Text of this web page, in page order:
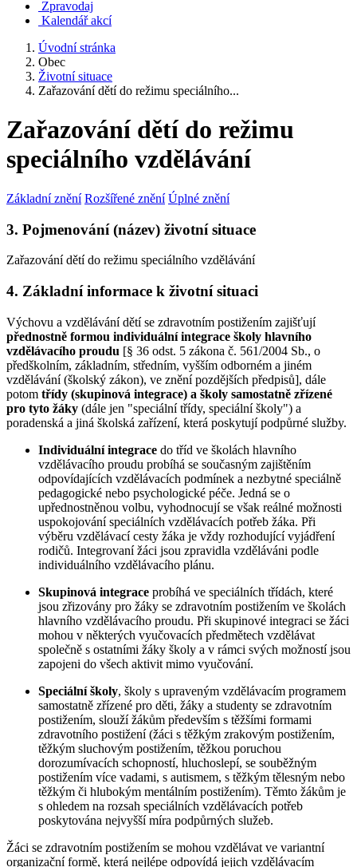
Zpravodaj
Kalendář akcí
Úvodní stránka
Obec
Životní situace
Zařazování dětí do režimu speciálního...
Zařazování dětí do režimu
speciálního vzdělávání
Základní znění Rozšířené znění Úplné znění
3. Pojmenování (název) životní situace
Zařazování dětí do režimu speciálního vzdělávání
4. Základní informace k životní situaci
Výchovu a vzdělávání dětí se zdravotním postižením zajišťují
přednostně formou individuální integrace školy hlavního
vzdělávacího proudu [§ 36 odst. 5 zákona č. 561/2004 Sb., o
předškolním, základním, středním, vyšším odborném a jiném
vzdělávání (školský zákon), ve znění pozdějších předpisů], dále
potom třídy (skupinová integrace) a školy samostatně zřízené
pro tyto žáky (dále jen "speciální třídy, speciální školy") a
poradenská a jiná školská zařízení, která poskytují podpůrné služby.
Individuální integrace do tříd ve školách hlavního
vzdělávacího proudu probíhá se současným zajištěním
odpovídajících vzdělávacích podmínek a nezbytné speciálně
pedagogické nebo psychologické péče. Jedná se o
upřednostněnou volbu, vyhodnocují se však reálné možnosti
uspokojování speciálních vzdělávacích potřeb žáka. Při
výběru vzdělávací cesty žáka je vždy rozhodující vyjádření
rodičů. Integrovaní žáci jsou zpravidla vzděláváni podle
individuálního vzdělávacího plánu.
Skupinová integrace probíhá ve speciálních třídách, které
jsou zřizovány pro žáky se zdravotním postižením ve školách
hlavního vzdělávacího proudu. Při skupinové integraci se žáci
mohou v některých vyučovacích předmětech vzdělávat
společně s ostatními žáky školy a v rámci svých možností jsou
zapojeni do všech aktivit mimo vyučování.
Speciální školy, školy s upraveným vzdělávacím programem
samostatně zřízené pro děti, žáky a studenty se zdravotním
postižením, slouží žákům především s těžšími formami
zdravotního postižení (žáci s těžkým zrakovým postižením,
těžkým sluchovým postižením, těžkou poruchou
dorozumívacích schopností, hluchoslepí, se souběžným
postižením více vadami, s autismem, s těžkým tělesným nebo
těžkým či hlubokým mentálním postižením). Těmto žákům je
s ohledem na rozsah speciálních vzdělávacích potřeb
poskytována nejvyšší míra podpůrných služeb.
Žáci se zdravotním postižením se mohou vzdělávat ve variantní
organizační formě, která nejlépe odpovídá jejich vzdělávacím